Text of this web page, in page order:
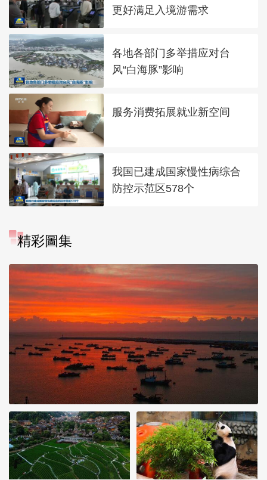
更好满足入境游需求
各地各部门多举措应对台
风“白海豚”影响
服务消费拓展就业新空间
我国已建成国家慢性病综合
防控示范区578个
精彩圖集
江苏连云港：受台风“白海
豚”影响 连岛上空现绚丽火
烧云